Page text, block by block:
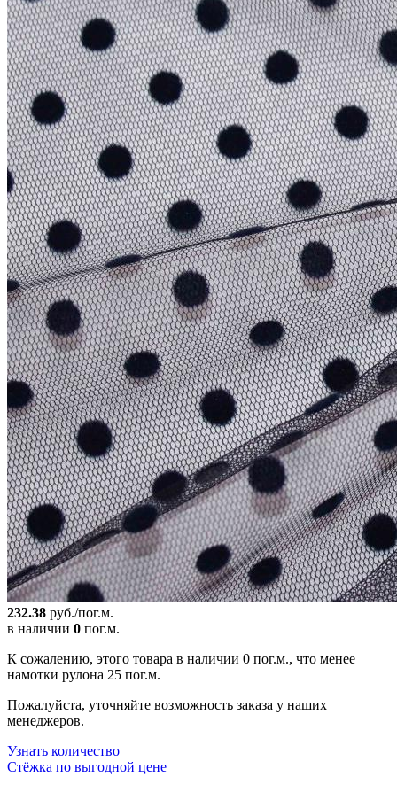
232.38 руб./пог.м.
в наличии 0 пог.м.
К сожалению, этого товара в наличии 0 пог.м., что менее
намотки рулона 25 пог.м.
Пожалуйста, уточняйте возможность заказа у наших
менеджеров.
Узнать количество
Стёжка по выгодной цене